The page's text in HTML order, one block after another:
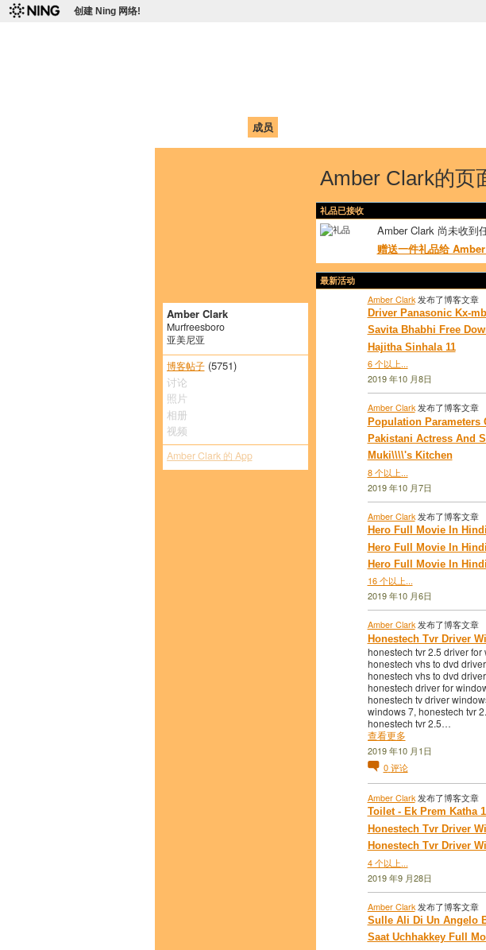
创建 Ning 网络!
成员
Amber Clark
Murfreesboro
亚美尼亚
博客帖子(5751)
讨论
照片
相册
视频
Amber Clark 的 App
Amber Clark的页
礼品已接收
Amber Clark 尚未收到
赠送一件礼品给
最新活动
Amber Clark发布了博客文章
Driver Panasonic Kx-
Savita Bhabhi Free
Hajitha Sinhala 11
6 个以上...
2019 年10 月8日
Amber Clark发布了博客文章
Population Parameters
Pakistani Actress And
Muki\\\\'s Kitchen
8 个以上...
2019 年10 月7日
Amber Clark发布了博客文章
Hero Full Movie In
Hero Full Movie In
Hero Full Movie In
16 个以上...
2019 年10 月6日
Amber Clark发布了博客文章
Honestech Tvr Driver
honestech tvr 2.5 driver
honestech vhs to dvd
honestech vhs to dvd
honestech driver for
honestech tv driver
windows 7, honestech tvr
honestech tvr 2.5…
查看更多
2019 年10 月1日
0 评论
Amber Clark发布了博客文章
Toilet - Ek Prem Katha
Honestech Tvr Driver
Honestech Tvr Driver
4 个以上...
2019 年9 月28日
Amber Clark发布了博客文章
Sulle Ali Di Un Angelo
Saat Uchhakkey Full